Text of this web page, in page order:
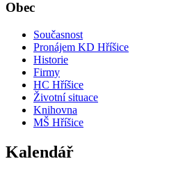
Obec
Současnost
Pronájem KD Hříšice
Historie
Firmy
HC Hříšice
Životní situace
Knihovna
MŠ Hříšice
Kalendář